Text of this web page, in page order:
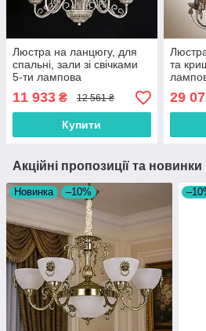
Люстра на ланцюгу, для
спальні, зали зі свічками
5-ти лампова
11 933 ₴ 12 561 ₴
Купити
та
29
Акційні пропозиції та новинки
Новинка –10%